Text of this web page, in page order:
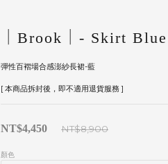
｜Brook｜- Skirt Blue
彈性百褶場合感澎紗長裙-藍
[ 本商品拆封後，即不適用退貨服務 ]
NT$4,450 NT$8,900
顏色